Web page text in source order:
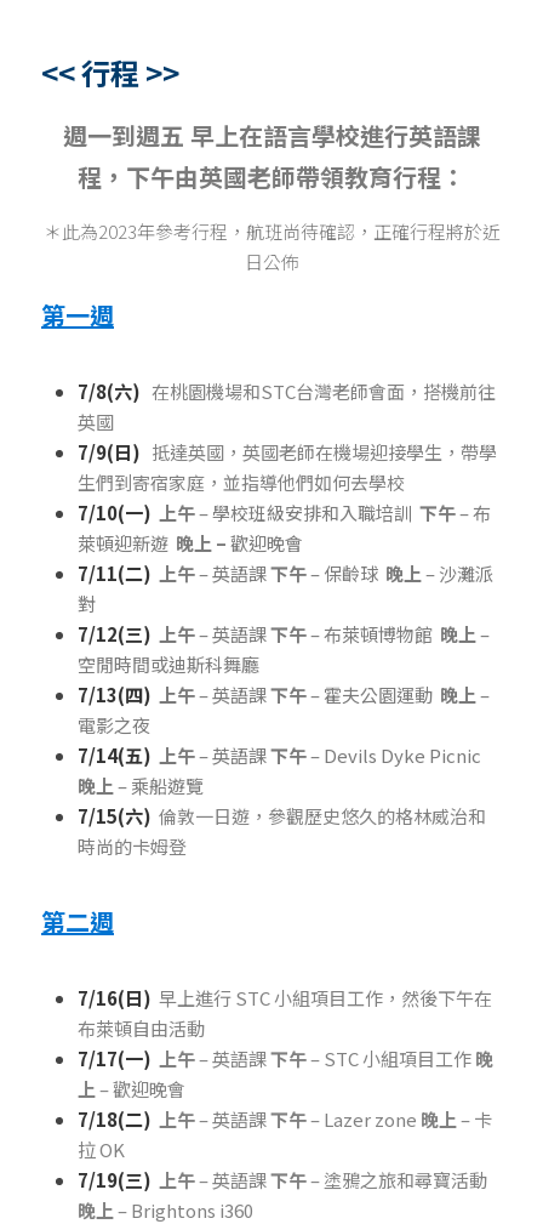
<< 行程 >>
週一到週五 早上在語言學校進行英語課
程，下午由英國老師帶領教育行程：
＊此為2023年參考行程，航班尚待確認，正確行程將於近
日公佈
第一週
7/8(六) 在桃園機場和STC台灣老師會面，搭機前往
英國
7/9(日) 抵達英國，英國老師在機場迎接學生，帶學
生們到寄宿家庭，並指導他們如何去學校
7/10(一)
上午 – 學校班級安排和入職培訓 下午 – 布
萊頓迎新遊 晚上 – 歡迎晚會
7/11(二)
上午 – 英語課 下午 – 保齡球 晚上 – 沙灘派
對
7/12(三)
上午 – 英語課 下午 – 布萊頓博物館 晚上 –
空閒時間或迪斯科舞廳
7/13(四)
上午 – 英語課 下午 – 霍夫公園運動 晚上 –
電影之夜
7/14(五)
上午 – 英語課 下午
晚上 – 乘船遊覽
7/15(六) 倫敦一日遊，參觀歷史悠久的格林威治和
時尚的卡姆登
第二週
7/16(日) 早上進行 STC 小組項目工作，然後下午在
布萊頓自由活動
7/17(一)
上午 – 英語課 下午 – STC 小組項目工作 晚
上 – 歡迎晚會
7/18(二)
上午 – 英語課 下午 – Lazer zone 晚上 – 卡
拉 OK
7/19(三)
上午 – 英語課 下午
晚上 – Brightons i360